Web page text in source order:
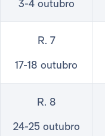
3-4 outubro
R. 7
17-18 outubro
R. 8
24-25 outubro